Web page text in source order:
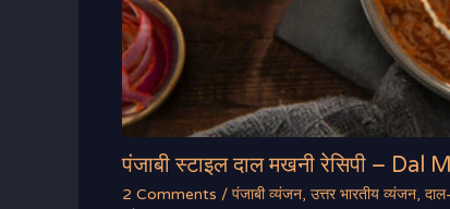
पंजाबी स्टाइल दाल मखनी रेसिपी – Dal
2 Comments / पंजाबी व्यंजन, उत्तर भारतीय व्यंजन,